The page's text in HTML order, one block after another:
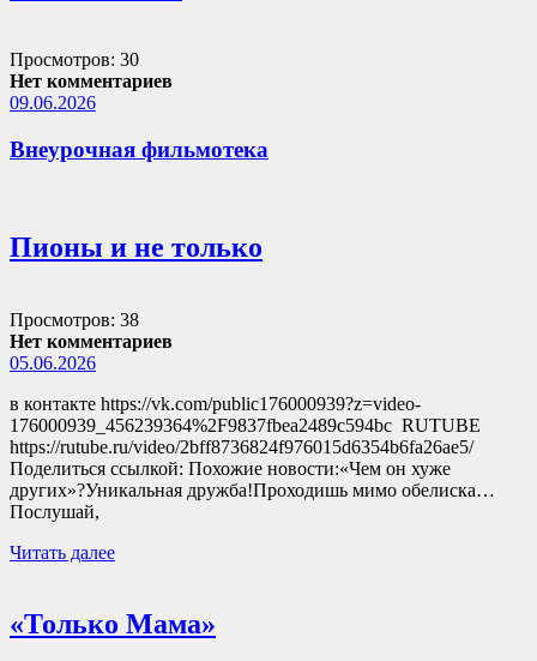
Просмотров: 30
Нет комментариев
09.06.2026
Внеурочная фильмотека
Пионы и не только
Просмотров: 38
Нет комментариев
05.06.2026
в контакте https://vk.com/public176000939?z=video-
176000939_456239364%2F9837fbea2489c594bc RUTUBE
https://rutube.ru/video/2bff8736824f976015d6354b6fa26ae5/
Поделиться ссылкой: Похожие новости:«Чем он хуже
других»?Уникальная дружба!Проходишь мимо обелиска…
Послушай,
Читать далее
«Только Мама»